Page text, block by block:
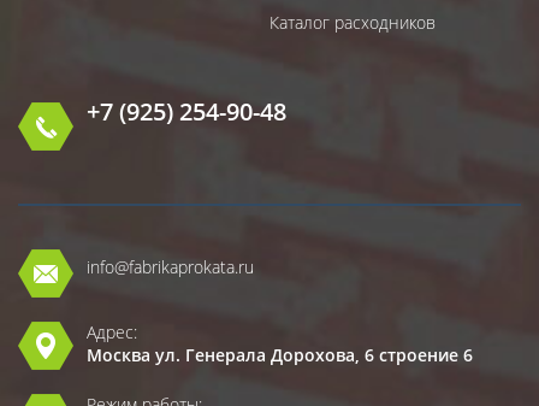
Каталог расходников
+7 (925) 254-90-48
info@fabrikaprokata.ru
Адрес:
Москва ул. Генерала Дорохова, 6 строение 6